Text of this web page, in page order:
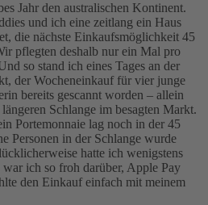
Jahr den australischen Kontinent.
und ich eine zeitlang ein Haus
die nächste Einkaufsmöglichkeit 45
pflegten deshalb nur ein Mal pro
so stand ich eines Tages an der
der Wocheneinkauf für vier junge
bereits gescannt worden – allein
Schlange im besagten Markt.
Portemonnaie lag noch in der 45
Personen in der Schlange wurde
hatte ich wenigstens
ich so froh darüber, Apple Pay
den Einkauf einfach mit meinem